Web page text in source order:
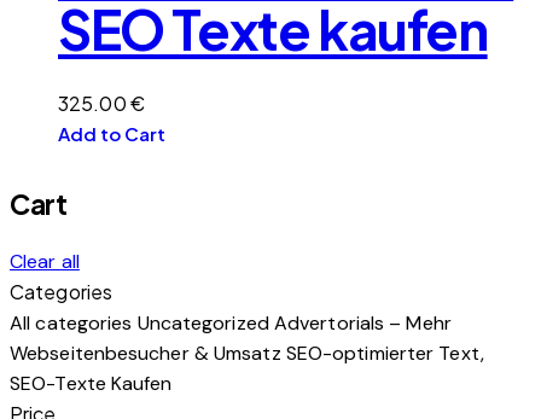
SEO Texte kaufen
325.00€
Add to Cart
Cart
Clear all
Categories
All categories UncategorizedAdvertorials – Mehr
Webseitenbesucher & Umsatz SEO-optimierter Text,
SEO-Texte Kaufen
Price